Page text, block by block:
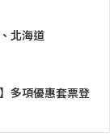
北海道
多項優惠套票登